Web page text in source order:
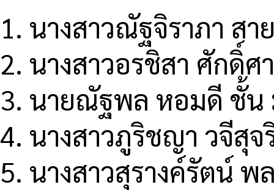
นางสาวณัฐจิราภา ส
นางสาวอรชิสา ศักดิ์
นายณัฐพล หอมดี ชั้น
นางสาวภูริชญา วจีสุ
นางสาวสุรางค์รัตน์